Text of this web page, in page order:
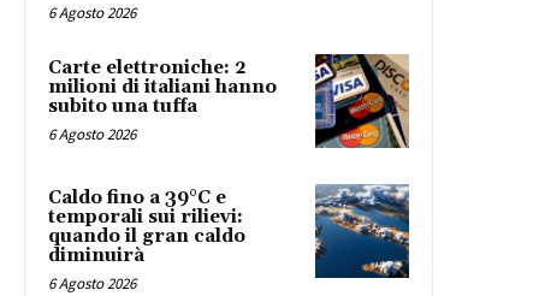
6 Agosto 2026
Carte elettroniche: 2
milioni di italiani hanno
subito una tuffa
6 Agosto 2026
Caldo fino a 39°C e
temporali sui rilievi:
quando il gran caldo
diminuirà
6 Agosto 2026